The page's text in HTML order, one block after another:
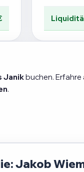
Janikbuchen. Erfahre
.
Jakob